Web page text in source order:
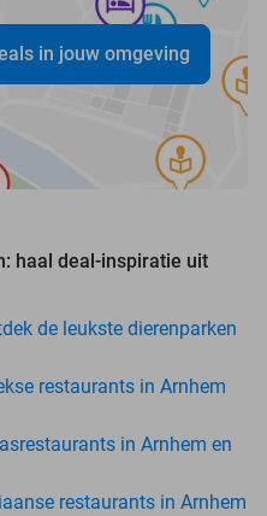
in jouw omgeving
haal deal-inspiratie uit
de leukste dierenparken
restaurants in Arnhem
in Arnhem en
restaurants in Arnhem